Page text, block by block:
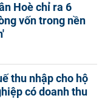
Hoè chỉ ra 6
vốn trong nền
thu nhập cho hộ
có doanh thu